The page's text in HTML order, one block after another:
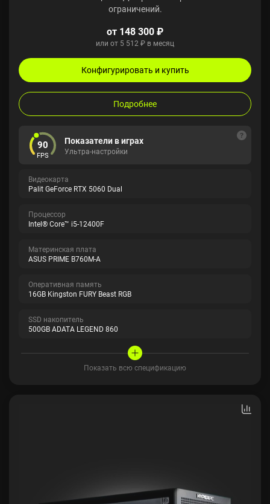
ограничений.
от 148 300 ₽
или от 5 512 ₽ в месяц
Конфигурировать и купить
Подробнее
90
FPS
Показатели в играх
Ультра-настройки
Видеокарта
Palit GeForce RTX 5060 Dual
Процессор
Intel® Core™ i5-12400F
Материнская плата
ASUS PRIME B760M-A
Оперативная память
16GB Kingston FURY Beast RGB
SSD накопитель
500GB ADATA LEGEND 860
Показать всю спецификацию